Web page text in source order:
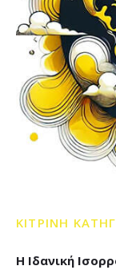
ΚΙΤΡΙΝΗ
Η Ιδανική